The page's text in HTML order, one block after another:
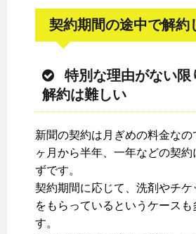
契約期間の途中で解約
特別な理由がない限
解約は難しい
新聞の契約は月ぎめの料金な
ヶ月から半年、一年などの契
ずです。
契約期間に応じて、洗剤やチケ
をもらっているというケースも
す。